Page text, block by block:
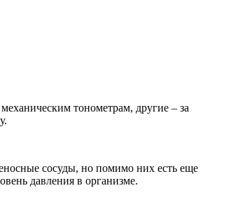
тонометрам, другие – за
сосуды, но помимо них есть еще
давления в организме.